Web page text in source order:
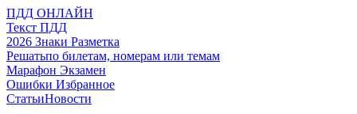
ПДД ОНЛАЙН
Текст ПДД
2026 Знаки Разметка
Решатьпо билетам, номерам или темам
Марафон Экзамен
Ошибки Избранное
СтатьиНовости